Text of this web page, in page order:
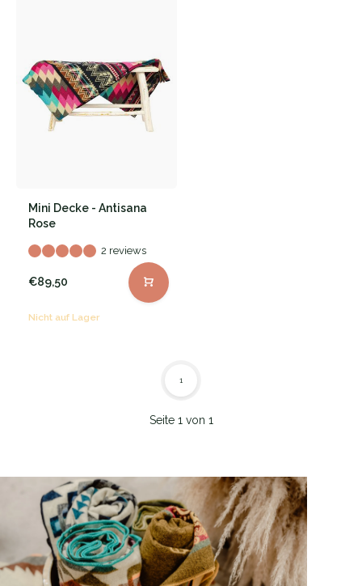
Mini Decke - Antisana
Rose
2 reviews
€89,50
Nicht auf Lager
Seite 1 von 1
1